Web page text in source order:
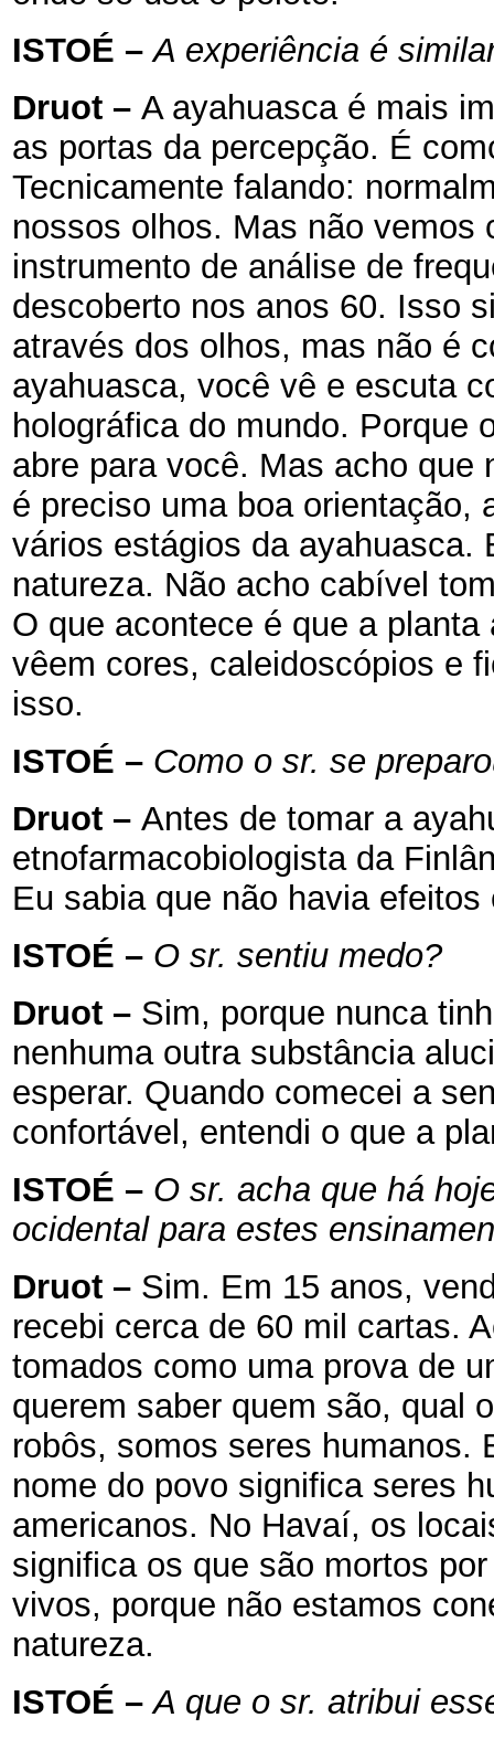
ISTOÉ –A experiência é
Druot – A ayahuasca é mais
as portas da percepção. É
Tecnicamente falando:
nossos olhos. Mas não vemos
instrumento de análise de
descoberto nos anos 60. Isso
através dos olhos, mas não é
ayahuasca, você vê e escuta
holográfica do mundo. Porque
abre para você. Mas acho que
é preciso uma boa orientação,
vários estágios da ayahuasca.
natureza. Não acho cabível
O que acontece é que a
vêem cores, caleidoscópios e
isso.
ISTOÉ – Como o sr. se
Druot – Antes de tomar a
etnofarmacobiologista da
Eu sabia que não havia
ISTOÉ – O sr. sentiu medo?
Druot – Sim, porque nunca
nenhuma outra substância
esperar. Quando comecei a
confortável, entendi o que a
ISTOÉ – O sr. acha que há
ocidental para estes
Druot – Sim. Em 15 anos,
recebi cerca de 60 mil cartas.
tomados como uma prova de
querem saber quem são, qual
robôs, somos seres humanos.
nome do povo significa seres
americanos. No Havaí, os
significa os que são mortos
vivos, porque não estamos
natureza.
ISTOÉ –A que o sr. atribui